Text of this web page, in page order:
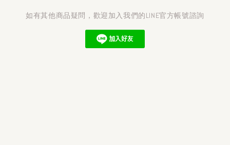
如有其他商品疑問，歡迎加入我們的LINE官方帳號諮詢